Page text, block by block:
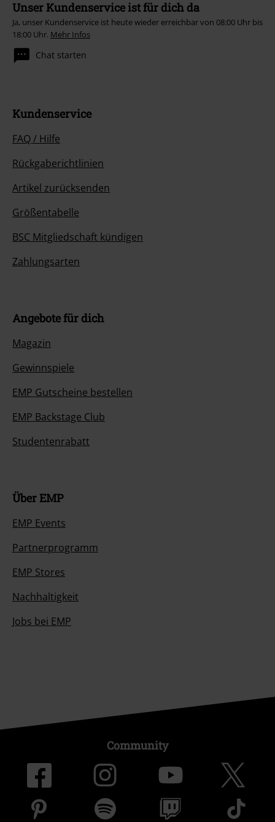
Unser Kundenservice ist für dich da
Ja, unser Kundenservice ist heute wieder erreichbar von 08:00 Uhr bis
18:00 Uhr. Mehr Infos
Chat starten
Kundenservice
FAQ / Hilfe
Rückgaberichtlinien
Artikel zurücksenden
Größentabelle
BSC Mitgliedschaft kündigen
Zahlungsarten
Angebote für dich
Magazin
Gewinnspiele
EMP Gutscheine bestellen
EMP Backstage Club
Studentenrabatt
Über EMP
EMP Events
Partnerprogramm
EMP Stores
Nachhaltigkeit
Jobs bei EMP
Community